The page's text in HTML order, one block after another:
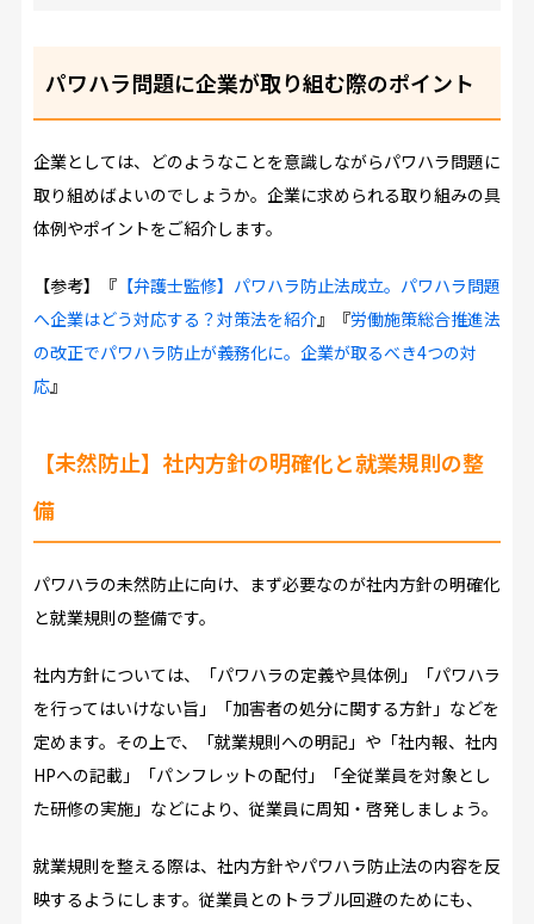
パワハラ問題に企業が取り組む際のポイント
企業としては、どのようなことを意識しながらパワハラ問題に
取り組めばよいのでしょうか。企業に求められる取り組みの具
体例やポイントをご紹介します。
【参考】『【弁護士監修】パワハラ防止法成立。パワハラ問題
へ企業はどう対応する？対策法を紹介』『労働施策総合推進法
の改正でパワハラ防止が義務化に。企業が取るべき4つの対
応』
【未然防止】社内方針の明確化と就業規則の整
備
パワハラの未然防止に向け、まず必要なのが社内方針の明確化
と就業規則の整備です。
社内方針については、「パワハラの定義や具体例」「パワハラ
を行ってはいけない旨」「加害者の処分に関する方針」などを
定めます。その上で、「就業規則への明記」や「社内報、社内
HPへの記載」「パンフレットの配付」「全従業員を対象とし
た研修の実施」などにより、従業員に周知・啓発しましょう。
就業規則を整える際は、社内方針やパワハラ防止法の内容を反
映するようにします。従業員とのトラブル回避のためにも、